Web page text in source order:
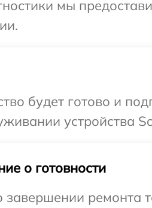
мы
будет готово и
устройства
о готовности
ремонта